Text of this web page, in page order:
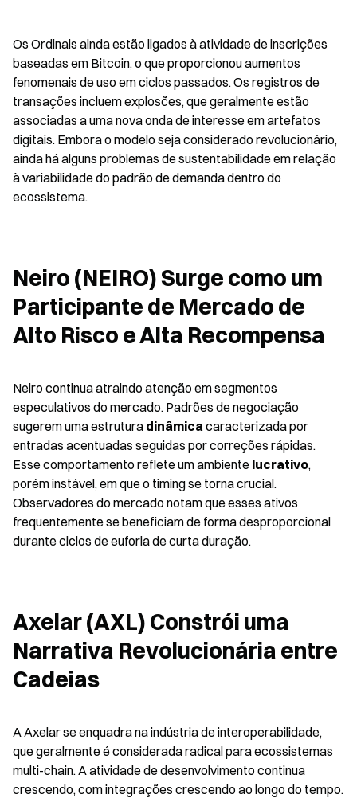
Os Ordinals ainda estão ligados à atividade de inscrições
baseadas em Bitcoin, o que proporcionou aumentos
fenomenais de uso em ciclos passados. Os registros de
transações incluem explosões, que geralmente estão
associadas a uma nova onda de interesse em artefatos
digitais. Embora o modelo seja considerado revolucionário,
ainda há alguns problemas de sustentabilidade em relação
à variabilidade do padrão de demanda dentro do
ecossistema.
Neiro (NEIRO) Surge como um
Participante de Mercado de
Alto Risco e Alta Recompensa
Neiro continua atraindo atenção em segmentos
especulativos do mercado. Padrões de negociação
sugerem uma estrutura dinâmica caracterizada por
entradas acentuadas seguidas por correções rápidas.
Esse comportamento reflete um ambiente lucrativo,
porém instável, em que o timing se torna crucial.
Observadores do mercado notam que esses ativos
frequentemente se beneficiam de forma desproporcional
durante ciclos de euforia de curta duração.
Axelar (AXL) Constrói uma
Narrativa Revolucionária entre
Cadeias
A Axelar se enquadra na indústria de interoperabilidade,
que geralmente é considerada radical para ecossistemas
multi-chain. A atividade de desenvolvimento continua
crescendo, com integrações crescendo ao longo do tempo.